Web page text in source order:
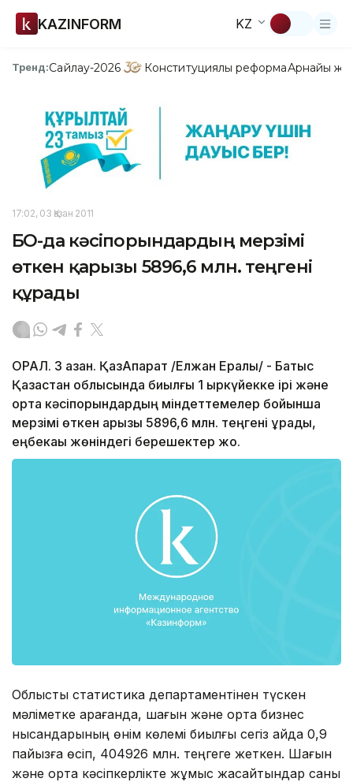
KAZINFORM KZ
Тренд:Сайлау-2026 Конституциялық реформаАрнайы
17:02, 03 Қазан 2011
БҚО-да кәсіпорындардың мерзімі
өткен қарызы 5896,6 млн. теңгені
құрады
ОРАЛ. 3 қазан. ҚазАқпарат /Елжан Ералы/ - Батыс
Қазақстан облысында биылғы 1 қыркүйекке ірі және
орта кәсіпорындардың міндеттемелер бойынша
мерзімі өткен қарызы 5896,6 млн. теңгені құрады,
еңбекақы жөніндегі берешектер жоқ.
Облыстық статистика департаментінен түскен
мәліметке қарағанда, шағын және орта бизнес
нысандарының өнім көлемі биылғы сегіз айда 0,9
пайызға өсіп, 404926 млн. теңгеге жеткен. Шағын
және орта кәсіпкерлікте жұмыс жасайтындар саны